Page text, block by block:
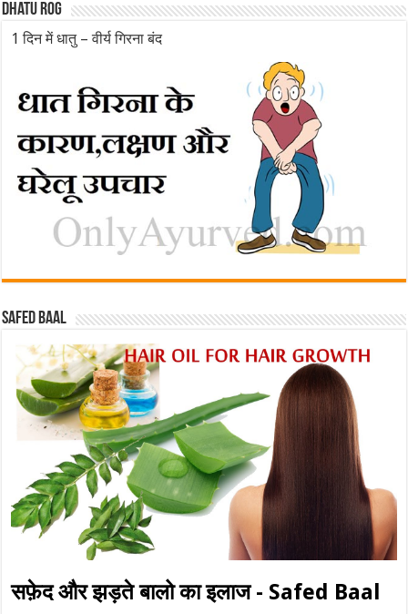
Dhatu rog
1 दिन में धातु – वीर्य गिरना बंद
Safed baal
सफ़ेद और झड़ते बालो का इलाज - Safed Baal